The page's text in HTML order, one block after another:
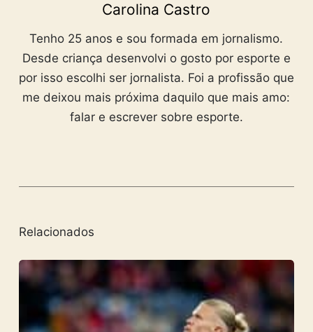
Carolina Castro
Tenho 25 anos e sou formada em jornalismo.
Desde criança desenvolvi o gosto por esporte e
por isso escolhi ser jornalista. Foi a profissão que
me deixou mais próxima daquilo que mais amo:
falar e escrever sobre esporte.
Relacionados